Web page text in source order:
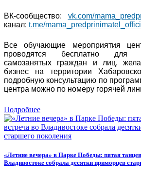
ВК-сообщество: vk.com/
канал: t.me/
Все обучающие мероприятия
проводятся бесплатно для
самозанятых граждан и лиц,
бизнес на территории
подробную консультацию по
центра можно по номеру горячей
Подробнее
«Летние вечера» в Парке Победы: пятая
Владивостоке собрала десятки приморцев